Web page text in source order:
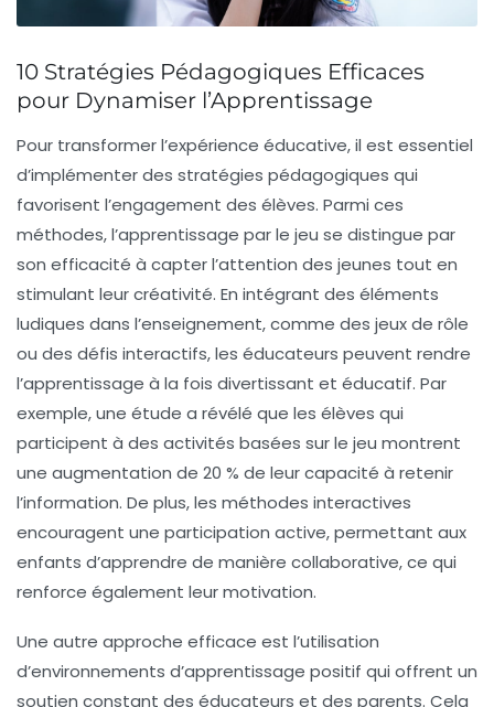
10 Stratégies Pédagogiques Efficaces
pour Dynamiser l’Apprentissage
Pour transformer l’expérience éducative, il est essentiel
d’implémenter des stratégies pédagogiques qui
favorisent l’engagement des élèves. Parmi ces
méthodes, l’apprentissage par le jeu se distingue par
son efficacité à capter l’attention des jeunes tout en
stimulant leurcréativité. En intégrant des éléments
ludiques dans l’enseignement, comme des jeux de rôle
ou des défis interactifs, les éducateurs peuvent rendre
l’apprentissage à la fois divertissant et éducatif. Par
exemple, une étude a révélé que les élèves qui
participent à des activités basées sur le jeu montrent
une augmentation de 20 % de leur capacité à retenir
l’information. De plus, les méthodes interactives
encouragent une participation active, permettant aux
enfants d’apprendre de manière collaborative, ce qui
renforce également leurmotivation.
Une autre approche efficace est l’utilisation
d’environnements d’apprentissage positif qui offrent un
soutien constant des éducateurs et des parents. Cela